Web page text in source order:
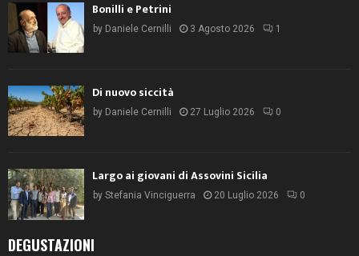
Bonilli e Petrini
by Daniele Cernilli 3 Agosto 2026 1
Di nuovo siccità
by Daniele Cernilli 27 Luglio 2026 0
Largo ai giovani di Assovini Sicilia
by Stefania Vinciguerra 20 Luglio 2026 0
DEGUSTAZIONI